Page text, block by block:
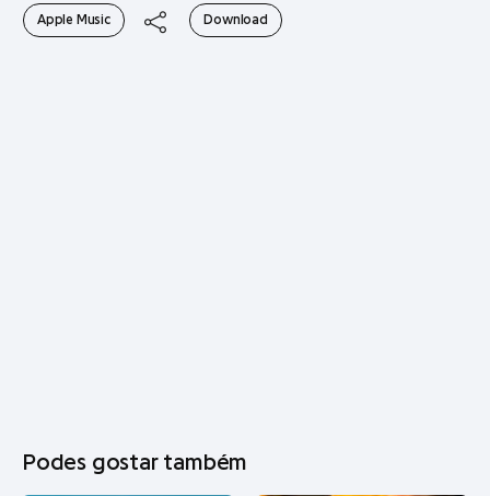
Apple Music Download
Podes gostar também